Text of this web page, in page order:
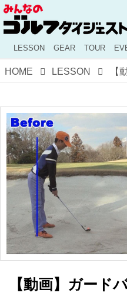
LESSON GEAR TOUR
HOME LESSON
【動画】ガード